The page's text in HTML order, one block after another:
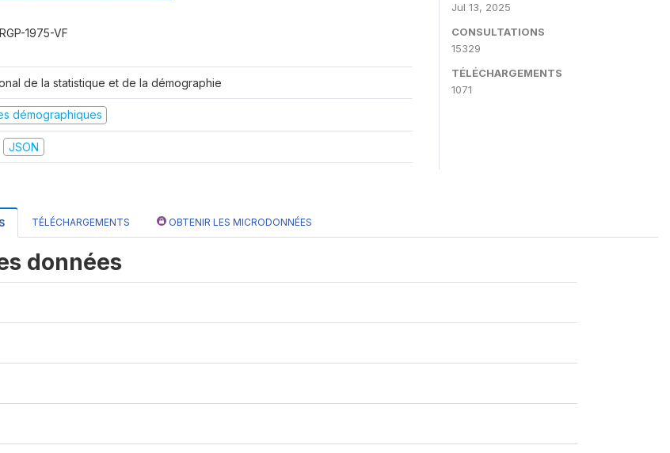
1975-VF
de la statistique et de la démographie
démographiques
JSON
Jul 13, 2025
CONSULTATIONS
15329
TÉLÉCHARGEMENTS
1071
TÉLÉCHARGEMENTS OBTENIR LES MICRODONNÉES
données